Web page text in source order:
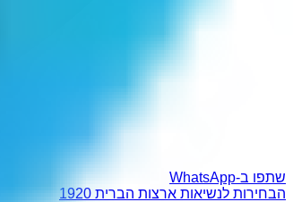
שתפו ב-WhatsApp
הבחירות לנשיאות ארצות הברית 1920